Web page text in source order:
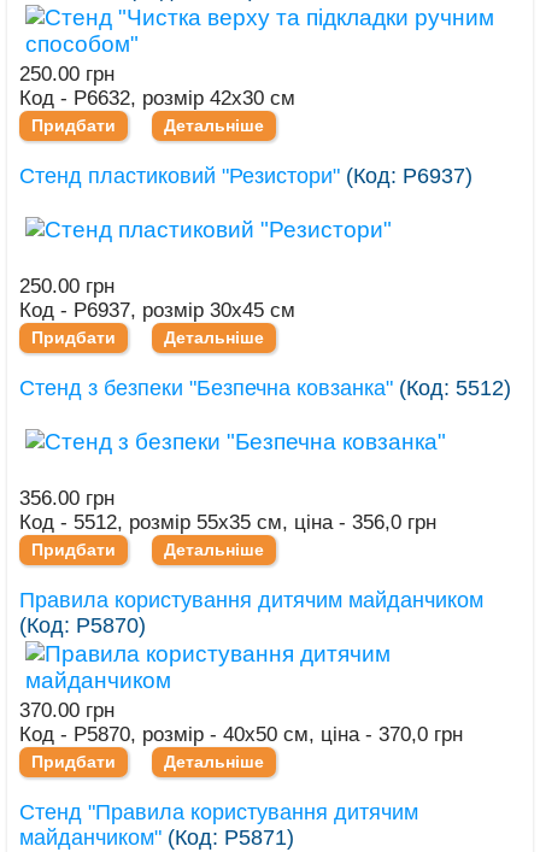
250.00 грн
Код - Р6632, розмір 42х30 см
Придбати Детальніше
Стенд пластиковий "Резистори" (Код: Р6937)
250.00 грн
Код - Р6937, розмір 30х45 см
Придбати Детальніше
Стенд з безпеки "Безпечна ковзанка" (Код:5512)
356.00 грн
Код - 5512, розмір 55х35 см, ціна - 356,0 грн
Придбати Детальніше
Правила користування дитячим майданчиком
(Код: Р5870)
370.00 грн
Код - Р5870, розмір - 40х50 см, ціна - 370,0 грн
Придбати Детальніше
Стенд "Правила користування дитячим
майданчиком" (Код: Р5871)